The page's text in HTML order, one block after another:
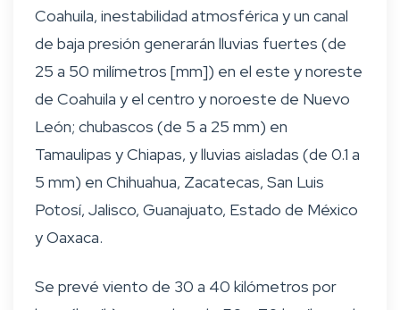
Coahuila, inestabilidad atmosférica y un canal
de baja presión generarán lluvias fuertes (de
25 a 50 milímetros [mm]) en el este y noreste
de Coahuila y el centro y noroeste de Nuevo
León; chubascos (de 5 a 25 mm) en
Tamaulipas y Chiapas, y lluvias aisladas (de 0.1 a
5 mm) en Chihuahua, Zacatecas, San Luis
Potosí, Jalisco, Guanajuato, Estado de México
y Oaxaca.
Se prevé viento de 30 a 40 kilómetros por